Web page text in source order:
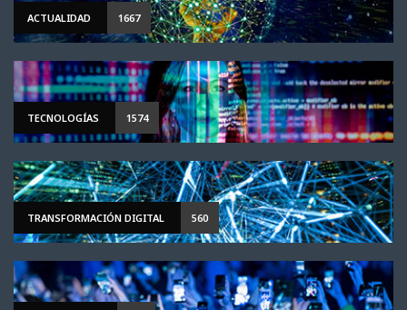
ACTUALIDAD 1667
TECNOLOGÍAS 1574
TRANSFORMACIÓN DIGITAL 560